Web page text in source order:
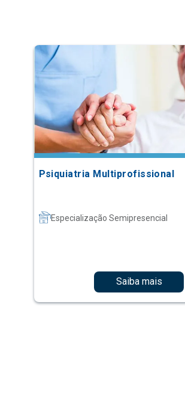
Psiquiatria Multiprofissional
Especialização Semipresencial
Saiba mais